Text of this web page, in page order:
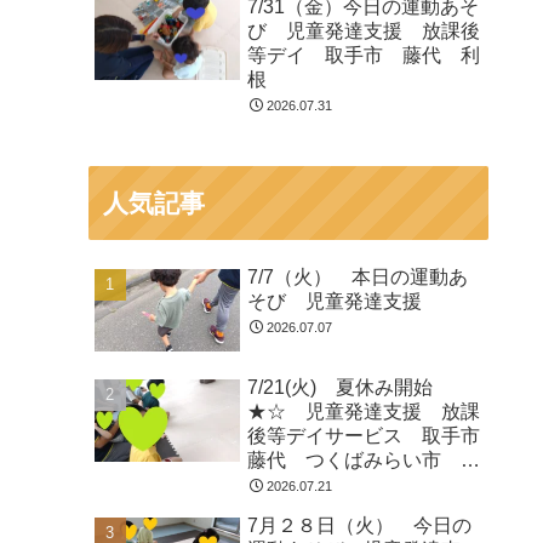
7/31（金）今日の運動あそ
び 児童発達支援 放課後
等デイ 取手市 藤代 利
根
2026.07.31
人気記事
7/7（火） 本日の運動あ
そび 児童発達支援
2026.07.07
7/21(火) 夏休み開始
★☆ 児童発達支援 放課
後等デイサービス 取手市
藤代 つくばみらい市 龍
ヶ崎2026.07.21
7月２８日（火） 今日の